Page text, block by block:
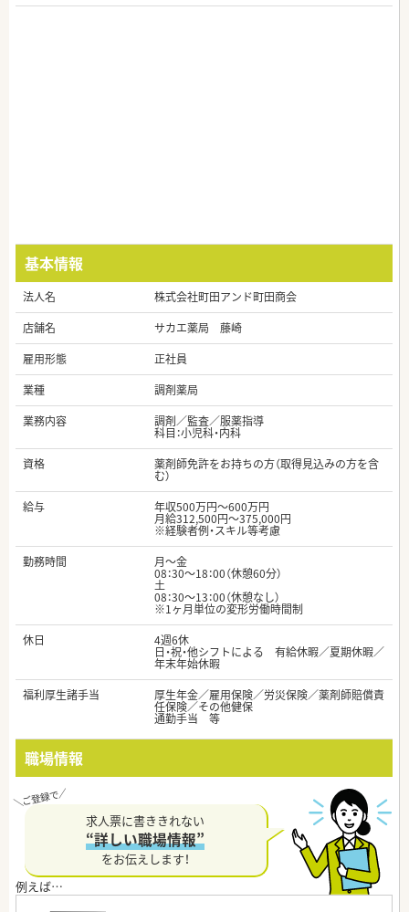
基本情報
法人名
株式会社町田アンド町田商会
店舗名
サカエ薬局 藤崎
雇用形態
正社員
業種
調剤薬局
業務内容
調剤／監査／服薬指導
科目：小児科・内科
資格
薬剤師免許をお持ちの方（取得見込みの方を含
む）
給与
年収500万円～600万円
月給312,500円～375,000円
※経験者例・スキル等考慮
勤務時間
月～金
08：30～18：00（休憩60分）
土
08：30～13：00（休憩なし）
※1ヶ月単位の変形労働時間制
休日
4週6休
日・祝・他シフトによる 有給休暇／夏期休暇／
年末年始休暇
福利厚生諸手当
厚生年金／雇用保険／労災保険／薬剤師賠償責
任保険／その他健保
通勤手当 等
職場情報
求人票に書ききれない
“詳しい職場情報”
をお伝えします！